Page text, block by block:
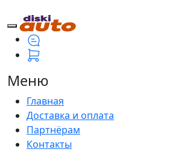
Меню
Главная
Доставка и оплата
Партнёрам
Контакты